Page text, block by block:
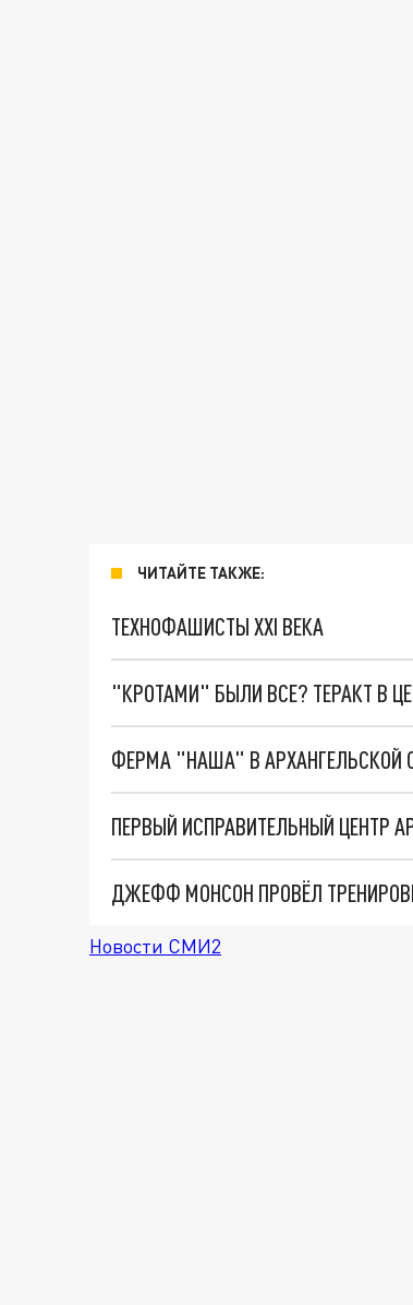
ЧИТАЙТЕ ТАКЖЕ:
ТЕХНОФАШИСТЫ XXI ВЕКА
"КРОТАМИ" БЫЛИ ВСЕ? ТЕРАКТ В
ФЕРМА "НАША" В АРХАНГЕЛЬСКОЙ
ПЕРВЫЙ ИСПРАВИТЕЛЬНЫЙ ЦЕНТР
ДЖЕФФ МОНСОН ПРОВЁЛ
Новости СМИ2